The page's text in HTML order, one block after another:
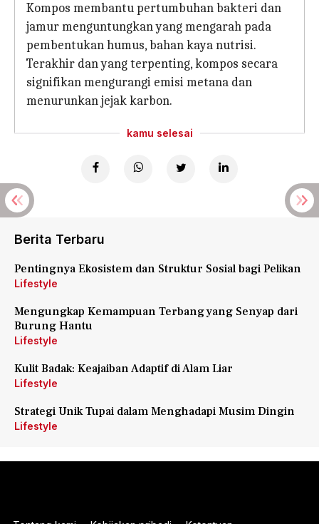
Kompos membantu pertumbuhan bakteri dan
jamur menguntungkan yang mengarah pada
pembentukan humus, bahan kaya nutrisi.
Terakhir dan yang terpenting, kompos secara
signifikan mengurangi emisi metana dan
menurunkan jejak karbon.
kamu selesai
Berita Terbaru
Pentingnya Ekosistem dan Struktur Sosial bagi Pelikan
Lifestyle
Mengungkap Kemampuan Terbang yang Senyap dari
Burung Hantu
Lifestyle
Kulit Badak: Keajaiban Adaptif di Alam Liar
Lifestyle
Strategi Unik Tupai dalam Menghadapi Musim Dingin
Lifestyle